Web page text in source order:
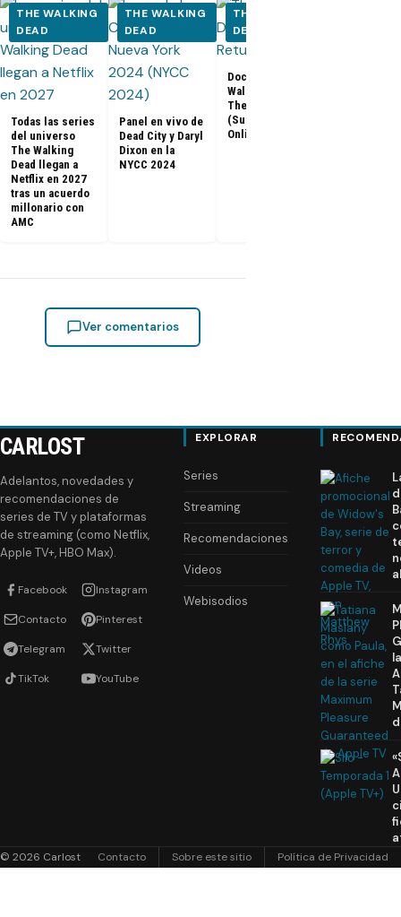
THE WALKING
DEAD
Todas las series
del universo
The Walking
Dead llegan a
Netflix en 2027
tras un acuerdo
millonario con
AMC
THE WALKING
DEAD
Panel en vivo de
Dead City y Daryl
Dixon en la
NYCC 2024
THE WALKING
DEAD
Documental The
Walking Dead:
The Return
(Subtitulado
Online)
Ver comentarios
CARLOST
Adelantos, novedades y
recomendaciones de
series de TV y plataformas
de streaming (como Netflix,
Apple TV+, HBO Max).
Facebook Instagram
Contacto Pinterest
Telegram Twitter
TikTok YouTube
EXPLORAR
Series
Streaming
Recomendaciones
Videos
Webisodios
© 2026 Carlost Contacto Sobre este sitio Política de Privacidad